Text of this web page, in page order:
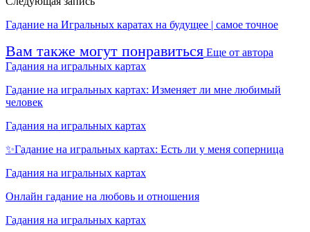
Гадание на Игральных каратах на будущее | самое точное
Вам также могут понравиться Еще от автора
Гадания на игральных картах
Гадание на игральных картах: Изменяет ли мне любимый
человек
Гадания на игральных картах
✨Гадание на игральных картах: Есть ли у меня соперница
Гадания на игральных картах
Онлайн гадание на любовь и отношения
Гадания на игральных картах